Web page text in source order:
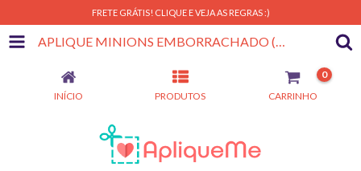
FRETE GRÁTIS! CLIQUE E VEJA AS REGRAS :)
APLIQUE MINIONS EMBORRACHADO (MODELO MISTO) - 2 UNIDADES
INÍCIO PRODUTOS CARRINHO
0